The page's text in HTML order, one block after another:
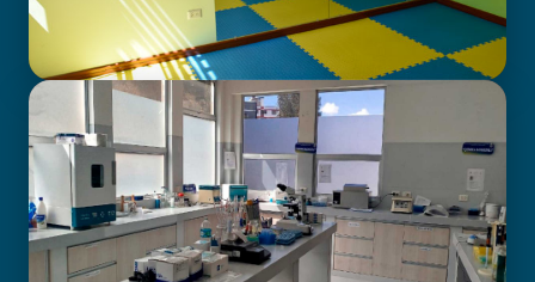
CENTRO DE ATENCIÓN EN
NEURODESARROLLO INFANTIL